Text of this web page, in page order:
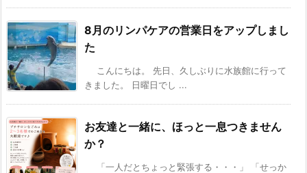
8月のリンパケアの営業日をアップしまし
た
こんにちは。 先日、久しぶりに水族館に行って
きました。 日曜日でし ...
お友達と一緒に、ほっと一息つきません
か？
「一人だとちょっと緊張する・・・」 「せっか